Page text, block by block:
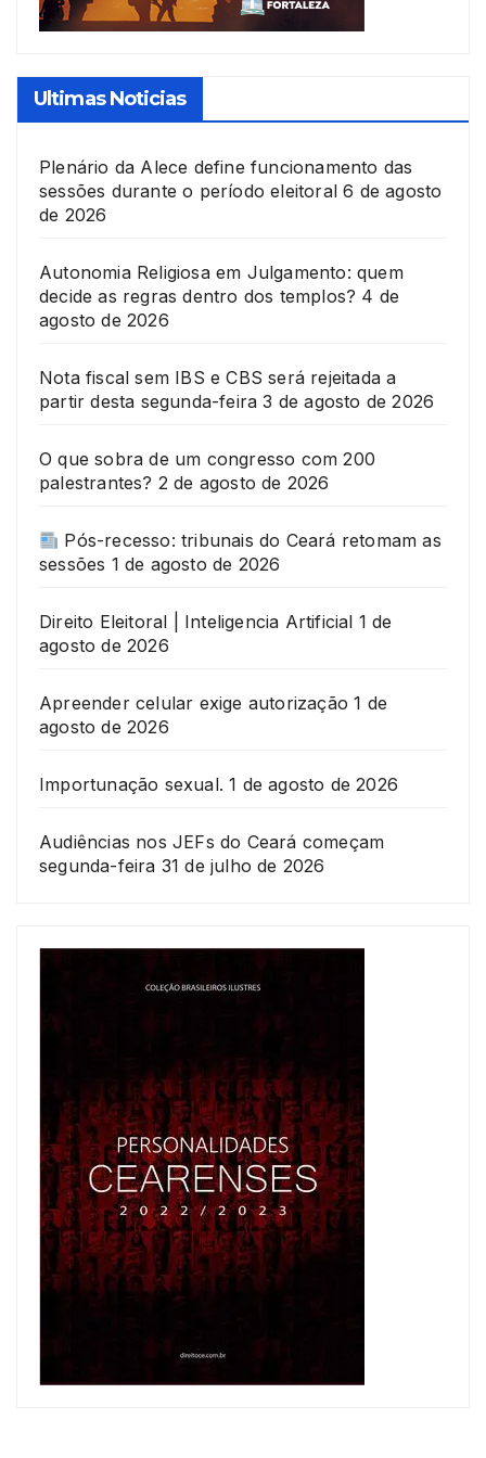
Ultimas Noticias
Plenário da Alece define funcionamento das
sessões durante o período eleitoral 6 de agosto
de 2026
Autonomia Religiosa em Julgamento: quem
decide as regras dentro dos templos? 4 de
agosto de 2026
Nota fiscal sem IBS e CBS será rejeitada a
partir desta segunda-feira 3 de agosto de 2026
O que sobra de um congresso com 200
palestrantes? 2 de agosto de 2026
Pós-recesso: tribunais do Ceará retomam as
sessões 1 de agosto de 2026
Direito Eleitoral | Inteligencia Artificial 1 de
agosto de 2026
Apreender celular exige autorização 1 de
agosto de 2026
Importunação sexual. 1 de agosto de 2026
Audiências nos JEFs do Ceará começam
segunda-feira 31 de julho de 2026